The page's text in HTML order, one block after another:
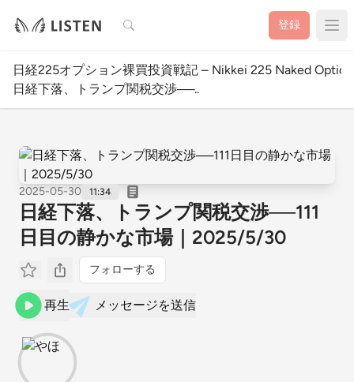
検索 登録
日経225オプション裸買投資戦記 – Nikkei 225 Naked
日経下落、トランプ関税交渉──..
2025-05-30 11:34
日経下落、トランプ関税交渉──111
日目の静かな市場｜2025/5/30
フォローする
再生 メッセージを送信